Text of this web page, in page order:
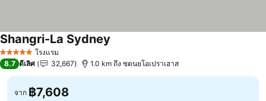
5 ดาว โรงแรม
Shangri-La Sydney
8.7 ดีเลิศ 32,667 1.0 km ถึง ซดนยโอเปราเฮาส
จาก ฿7,608